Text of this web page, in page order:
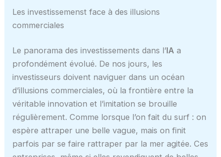
Les investissemenst face à des illusions
commerciales
Le panorama des investissements dans l’IA a
profondément évolué. De nos jours, les
investisseurs doivent naviguer dans un océan
d’illusions commerciales, où la frontière entre la
véritable innovation et l’imitation se brouille
régulièrement. Comme lorsque l’on fait du surf : on
espère attraper une belle vague, mais on finit
parfois par se faire rattraper par la mer agitée. Ces